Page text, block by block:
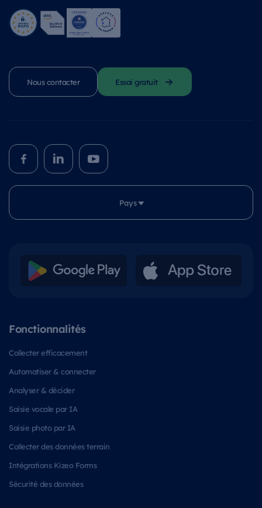
Nous contacter Essai gratuit
Pays
Fonctionnalités
Collecter efficacement
Automatiser & connecter
Analyser & décider
Saisie vocale par IA
Saisie photo par IA
Collecter des données terrain
Intégrations Kizeo Forms
Sécurité des données